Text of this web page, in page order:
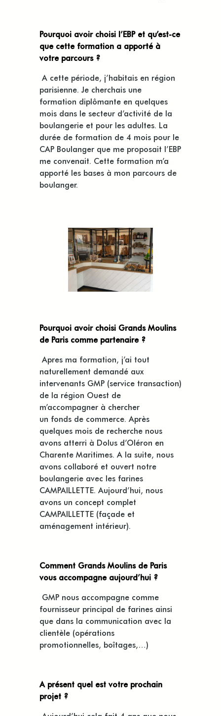
Pourquoi avoir choisi l’EBP et qu’est-ce
que cette formation a apporté à
votre parcours ?
A cette période, j’habitais en région
parisienne. Je cherchais une
formation diplômante en quelques
mois dans le secteur d’activité de la
boulangerie et pour les adultes. La
durée de formation de 4 mois pour le
CAP Boulanger que me proposait l’EBP
me convenait. Cette formation m’a
apporté les bases à mon parcours de
boulanger.
Pourquoi avoir choisi Grands Moulins
de Paris comme partenaire ?
Apres ma formation, j’ai tout
naturellement demandé aux
intervenants GMP (service transaction)
de la région Ouest de
m’accompagner à chercher
un fonds de commerce. Après
quelques mois de recherche nous
avons atterri à Dolus d’Oléron en
Charente Maritimes. A la suite, nous
avons collaboré et ouvert notre
boulangerie avec les farines
CAMPAILLETTE. Aujourd’hui, nous
avons un concept complet
CAMPAILLETTE (façade et
aménagement intérieur).
Comment Grands Moulins de Paris
vous accompagne aujourd’hui ?
GMP nous accompagne comme
fournisseur principal de farines ainsi
que dans la communication avec la
clientèle (opérations
promotionnelles, boîtages,…)
A présent quel est votre prochain
projet ?